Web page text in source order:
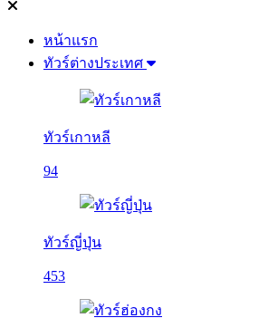
หน้าแรก
ทัวร์ต่างประเทศ
ทัวร์เกาหลี
94
ทัวร์ญี่ปุ่น
453